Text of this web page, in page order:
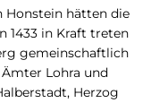
Honstein hätten die
1433 in Kraft treten
gemeinschaftlich
Lohra und
Herzog